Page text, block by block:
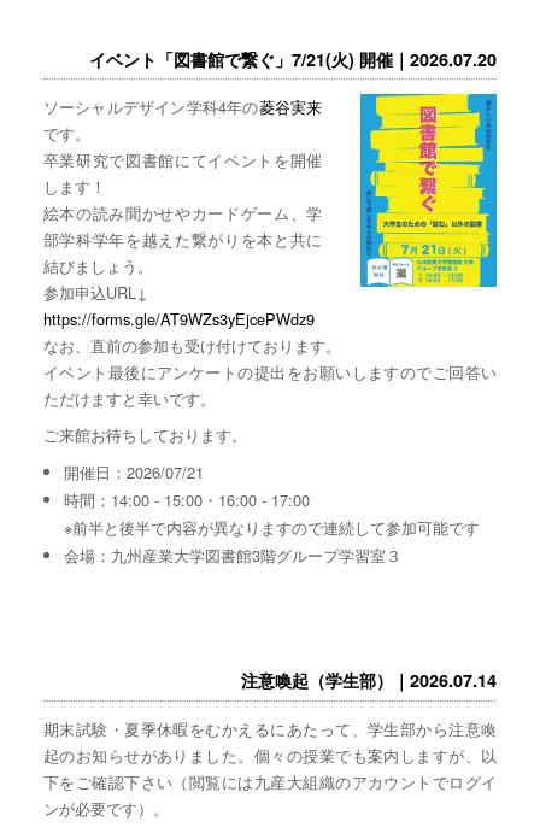
イベント「図書館で繋ぐ」7/21(火) 開催｜2026.07.20
ソーシャルデザイン学科4年の菱谷実来
です。
卒業研究で図書館にてイベントを開催
します！
絵本の読み聞かせやカードゲーム、学
部学科学年を越えた繋がりを本と共に
結びましょう。
参加申込URL↓
https://forms.gle/AT9WZs3yEjcePWdz9
なお、直前の参加も受け付けております。
イベント最後にアンケートの提出をお願いしますのでご回答い
ただけますと幸いです。
ご来館お待ちしております。
開催日：2026/07/21
時間：14:00 - 15:00・16:00 - 17:00
※前半と後半で内容が異なりますので連続して参加可能です
会場：九州産業大学図書館3階グループ学習室３
注意喚起（学生部）｜2026.07.14
期末試験・夏季休暇をむかえるにあたって、学生部から注意喚
起のお知らせがありました。個々の授業でも案内しますが、以
下をご確認下さい（閲覧には九産大組織のアカウントでログイ
ンが必要です）。